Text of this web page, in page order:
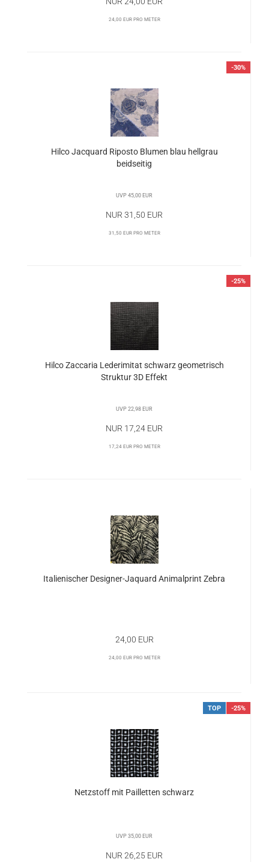
24,00 EUR pro Meter
-30%
Hilco Jacquard Riposto Blumen blau hellgrau
beidseitig
UVP 45,00 EUR
Nur 31,50 EUR
31,50 EUR pro Meter
-25%
Hilco Zaccaria Lederimitat schwarz geometrisch
Struktur 3D Effekt
UVP 22,98 EUR
Nur 17,24 EUR
17,24 EUR pro Meter
Italienischer Designer-Jaquard Animalprint Zebra
24,00 EUR
24,00 EUR pro Meter
TOP -25%
Netzstoff mit Pailletten schwarz
UVP 35,00 EUR
Nur 26,25 EUR